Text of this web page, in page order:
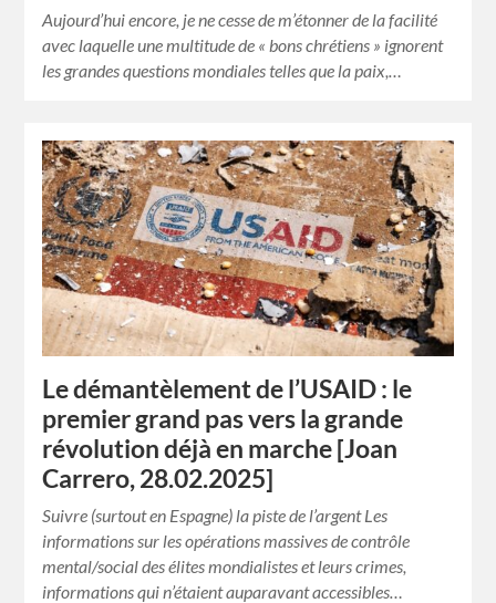
Aujourd’hui encore, je ne cesse de m’étonner de la facilité
avec laquelle une multitude de « bons chrétiens » ignorent
les grandes questions mondiales telles que la paix,…
Le démantèlement de l’USAID : le
premier grand pas vers la grande
révolution déjà en marche [Joan
Carrero, 28.02.2025]
Suivre (surtout en Espagne) la piste de l’argent Les
informations sur les opérations massives de contrôle
mental/social des élites mondialistes et leurs crimes,
informations qui n’étaient auparavant accessibles…